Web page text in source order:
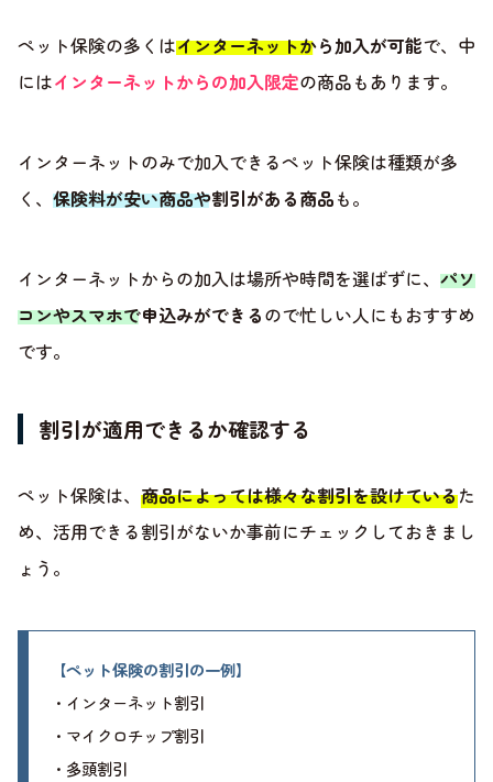
ペット保険の多くはインターネットから加入が可能で、中
にはインターネットからの加入限定の商品もあります。
インターネットのみで加入できるペット保険は種類が多
く、 保険料が安い商品や割引がある商品も。
インターネットからの加入は場所や時間を選ばずに、 パソ
コンやスマホで申込みができるので忙しい人にもおすすめ
です。
割引が適用できるか確認する
ペット保険は、 商品によっては様々な割引を設けているた
め、活用できる割引がないか事前にチェックしておきまし
ょう。
【ペット保険の割引の一例】
・インターネット割引
・マイクロチップ割引
・多頭割引